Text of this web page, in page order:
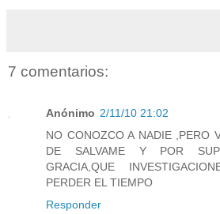
7 comentarios:
Anónimo 2/11/10 21:02
NO CONOZCO A NADIE ,PERO
DE SALVAME Y POR
GRACIA,QUE
PERDER EL TIEMPO
Responder